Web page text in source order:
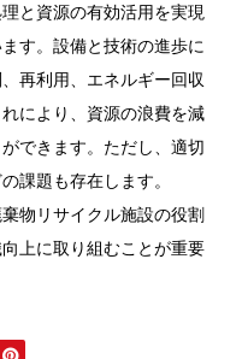
と資源の有効活用を実現
す。設備と技術の進歩に
再利用、エネルギー回収
により、資源の浪費を減
できます。ただし、適切
課題も存在します。
物リサイクル施設の役割
上に取り組むことが重要